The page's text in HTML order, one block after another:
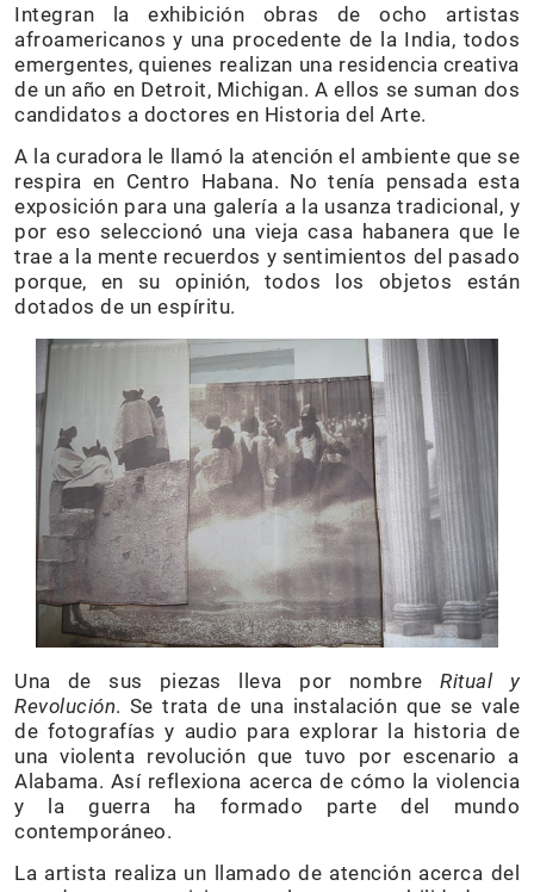
Integran la exhibición obras de ocho artistas
afroamericanos y una procedente de la India, todos
emergentes, quienes realizan una residencia creativa
de un año en Detroit, Michigan. A ellos se suman dos
candidatos a doctores en Historia del Arte.
A la curadora le llamó la atención el ambiente que se
respira en Centro Habana. No tenía pensada esta
exposición para una galería a la usanza tradicional, y
por eso seleccionó una vieja casa habanera que le
trae a la mente recuerdos y sentimientos del pasado
porque, en su opinión, todos los objetos están
dotados de un espíritu.
Una de sus piezas lleva por nombreRitual y
Revolución. Se trata de una instalación que se vale
de fotografías y audio para explorar la historia de
una violenta revolución que tuvo por escenario a
Alabama. Así reflexiona acerca de cómo la violencia
y la guerra ha formado parte del mundo
contemporáneo.
La artista realiza un llamado de atención acerca del